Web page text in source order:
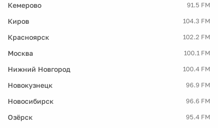
Кемерово 91.5 FM
Киров 104.3 FM
Красноярск 102.2 FM
Москва 100.1 FM
Нижний Новгород 100.4 FM
Новокузнецк 96.9 FM
Новосибирск 96.6 FM
Озёрск 95.4 FM